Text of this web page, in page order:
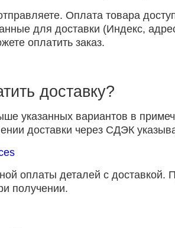
Оплата товара
для доставки (Индекс,
оплатить заказ.
доставку?
указанных вариантов в
доставки через СДЭК
оплаты деталей с
получении.